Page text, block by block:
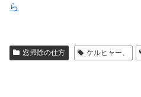
ら
窓掃除の仕方 ケルヒャー、